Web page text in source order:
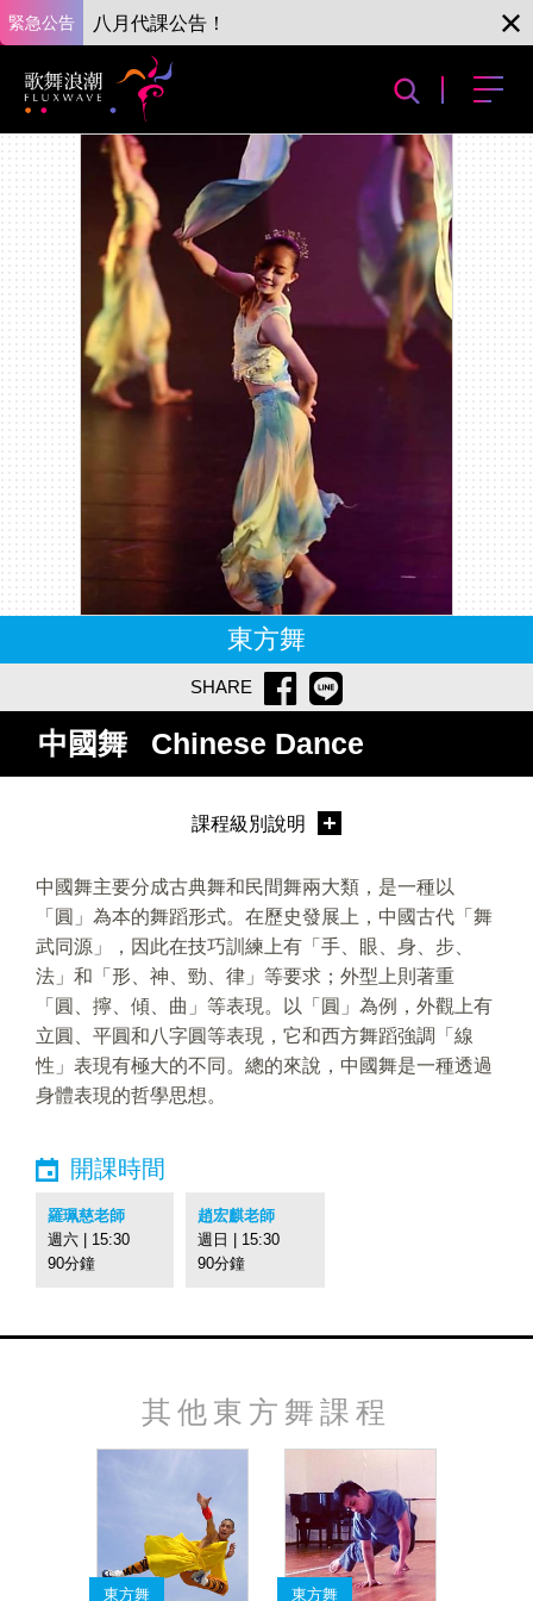
緊急公告 八月代課公告！
東方舞
SHARE
中國舞 Chinese Dance
課程級別說明
中國舞主要分成古典舞和民間舞兩大類，是一種以
「圓」為本的舞蹈形式。在歷史發展上，中國古代「舞
武同源」，因此在技巧訓練上有「手、眼、身、步、
法」和「形、神、勁、律」等要求；外型上則著重
「圓、擰、傾、曲」等表現。以「圓」為例，外觀上有
立圓、平圓和八字圓等表現，它和西方舞蹈強調「線
性」表現有極大的不同。總的來說，中國舞是一種透過
身體表現的哲學思想。
開課時間
羅珮慈老師
週六 | 15:30
90分鐘
趙宏麒老師
週日 | 15:30
90分鐘
其他東方舞課程
東方舞 東方舞